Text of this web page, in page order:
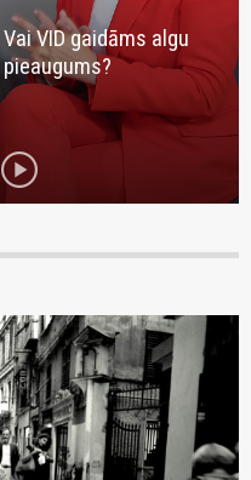
Vai VID gaidāms algu
pieaugums?
play_circle